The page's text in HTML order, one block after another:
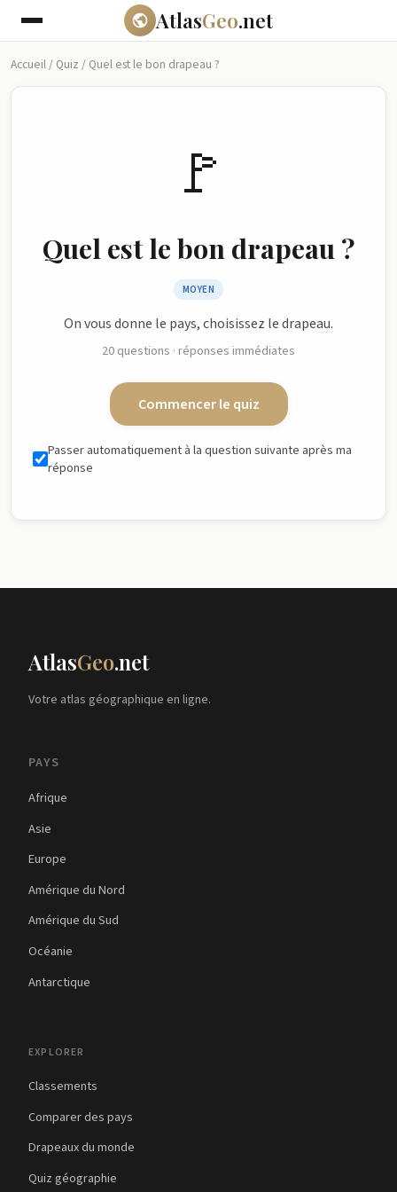
AtlasGeo.net
Accueil/ Quiz / Quel est le bon drapeau ?
🚩
Quel est le bon drapeau ?
MOYEN
On vous donne le pays, choisissez le drapeau.
20 questions · réponses immédiates
Commencer le quiz
Passer automatiquement à la question suivante après ma
réponse
AtlasGeo.net
Votre atlas géographique en ligne.
PAYS
Afrique
Asie
Europe
Amérique du Nord
Amérique du Sud
Océanie
Antarctique
EXPLORER
Classements
Comparer des pays
Drapeaux du monde
Quiz géographie